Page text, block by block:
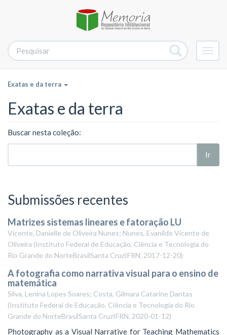
Exatas e da terra
Exatas e da terra
Buscar nesta coleção:
Ir
Submissões recentes
Matrizes sistemas lineares e fatoração LU
Vicente, Danielle de Oliveira Nunes; Nunes, Evanildo Vicente de
Oliveira (Instituto Federal de Educação, Ciência e Tecnologia do
Rio Grande do NorteBrasilSanta CruzIFRN, 2017-12-20)
A fotografia como narrativa visual para o ensino de
matemática
Silva, Lenina Lopes Soares; Costa, Gilmara Catarine Dantas
(Instituto Federal de Educação, Ciência e Tecnologia do Rio
Grande do NorteBrasilSanta CruzIFRN, 2020-01-12)
Photography as a Visual Narrative for Teaching Mathematics